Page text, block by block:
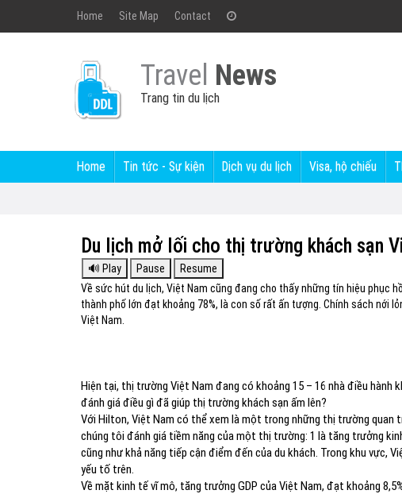
Home Site Map Contact
Travel News
Trang tin du lịch
Home Tin tức - Sự kiện Dịch vụ du lịch Visa, hộ chiếu
Du lịch mở lối cho thị trường khách sạn
Về sức hút du lịch, Việt Nam cũng đang cho thấy những tín hiệu phục
thành phố lớn đạt khoảng 78%, là con số rất ấn tượng. Chính sách nới
Việt Nam.
Hiện tại, thị trường Việt Nam đang có khoảng 15 – 16 nhà điều hành
đánh giá điều gì đã giúp thị trường khách sạn ấm lên?
Với Hilton, Việt Nam có thể xem là một trong những thị trường quan
chúng tôi đánh giá tiềm năng của một thị trường: 1 là tăng trưởng
cũng như khả năng tiếp cận điểm đến của du khách. Trong khu vực,
yếu tố trên.
Về mặt kinh tế vĩ mô, tăng trưởng GDP của Việt Nam, đạt khoảng